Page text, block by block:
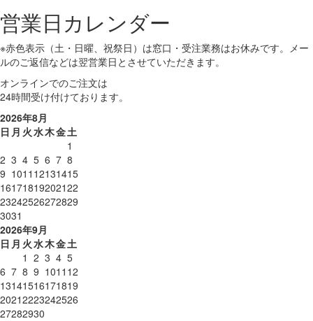
営業日カレンダー
※赤色表示（土・日曜、祝祭日） は窓口・受注業務はお休みです。メー
ルのご返信などは翌営業日とさせていただきます。
オンラインでのご注文は
24時間受け付けております。
2026年8月
日 月 火水木金土
1
2 3 4 5 6 7 8
9 1011 12131415
16171819202122
23242526272829
3031
2026年9月
日 月 火水木金土
1 2 3 4 5
6 7 8 9 1011 12
13141516171819
20212223242526
27282930